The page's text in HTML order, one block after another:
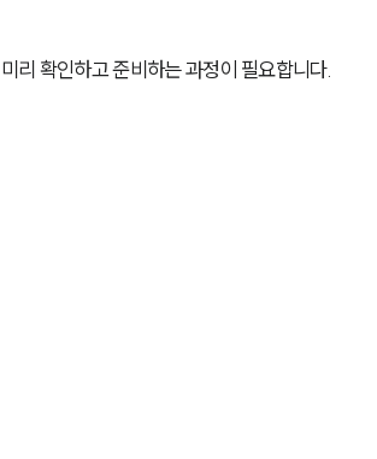
리 확인하고 준비하는 과정이 필요합니다.